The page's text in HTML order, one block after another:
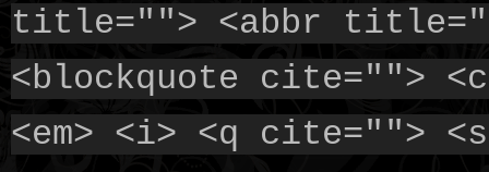
title=""> <abbr
<blockquote cite="">
<em> <i> <q cite="">